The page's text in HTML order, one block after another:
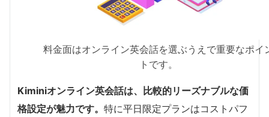
料金面はオンライン英会話を選ぶうえで重要なポイ
トです。
Kiminiオンライン英会話は、比較的リーズナブルな価
格設定が魅力です。 特に平日限定プランはコストパフ